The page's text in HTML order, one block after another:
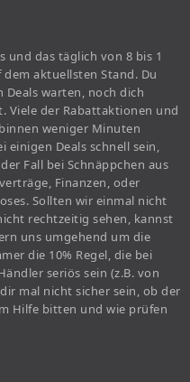
und das täglich von 8 bis 1
aktuellsten Stand. Du
Deals warten, noch dich
Viele der Rabattaktionen und
weniger Minuten
einigen Deals schnell sein,
Fall bei Schnäppchen aus
Finanzen, oder
Sollten wir einmal nicht
rechtzeitig sehen, kannst
uns umgehend um die
die 10% Regel, die bei
seriös sein (z.B. von
mal nicht sicher sein, ob der
Hilfe bitten und wie prüfen